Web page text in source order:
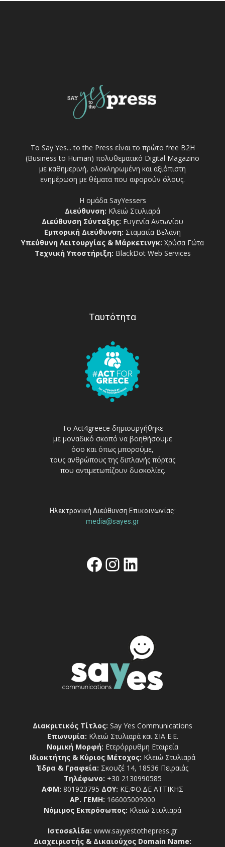
Το Say Yes... to the Press είναι το πρώτο free Β2Η
(Business to Human) πολυθεματικό Digital Magazino
με καθημερινή, ολοκληρωμένη και αξιόπιστη
ενημέρωση με θέματα που αφορούν όλους.
Η ομάδα SayYessers
Διεύθυνση: Κλειώ Στυλιαρά
Διεύθυνση Σύνταξης: Ευγενία Αντωνίου
Εμπορική Διεύθυνση: Σταματία Βελάνη
Υπεύθυνη Λειτουργίας & Μάρκετινγκ: Χρύσα Γώτα
Τεχνική Υποστήριξη: BlackDot Web Services
Ταυτότητα
Το Act4greece δημιουργήθηκε
με μοναδικό σκοπό να βοηθήσουμε
όσο και όπως μπορούμε,
τους ανθρώπους της διπλανής πόρτας
που αντιμετωπίζουν δυσκολίες.
Ηλεκτρονική Διεύθυνση Επικοινωνίας:
media@sayes.gr
Facebook
Instagram
Linkedin
Διακριτικός Τίτλος: Say Yes Communications
Επωνυμία: Κλειώ Στυλιαρά και ΣΙΑ Ε.Ε.
Νομική Μορφή: Ετερόρρυθμη Εταιρεία
Ιδιοκτήτης & Κύριος Μέτοχος: Κλειώ Στυλιαρά
Έδρα & Γραφεία: Σκουζέ 14, 18536 Πειραιάς
Τηλέφωνο: +30 2130990585
ΑΦΜ: 801923795 ΔΟΥ: ΚΕ.ΦΟ.ΔΕ ΑΤΤΙΚΗΣ
ΑΡ. ΓΕΜΗ: 166005009000
Νόμιμος Εκπρόσωπος: Κλειώ Στυλιαρά
Ιστοσελίδα: www.sayyestothepress.gr
Διαχειριστής & Δικαιούχος Domain Name: